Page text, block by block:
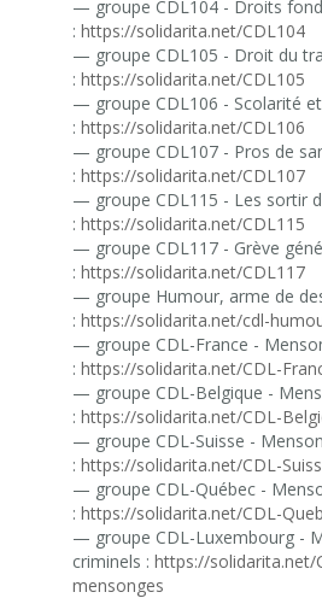
— groupe CDL104 - Droits
: https://solidarita.net/CDL104
— groupe CDL105 - Droit du
: https://solidarita.net/CDL105
— groupe CDL106 - Scolarité
: https://solidarita.net/CDL106
— groupe CDL107 - Pros de
: https://solidarita.net/CDL107
— groupe CDL115 - Les sortir
: https://solidarita.net/CDL115
— groupe CDL117 - Grève
: https://solidarita.net/CDL117
— groupe Humour, arme de
: https://solidarita.net/cdl-
— groupe CDL-France -
: https://solidarita.net/CDL-
— groupe CDL-Belgique -
: https://solidarita.net/CDL-
— groupe CDL-Suisse -
: https://solidarita.net/CDL-
— groupe CDL-Québec -
: https://solidarita.net/CDL-
— groupe CDL-Luxembourg -
criminels : https://solidarita.net/
mensonges